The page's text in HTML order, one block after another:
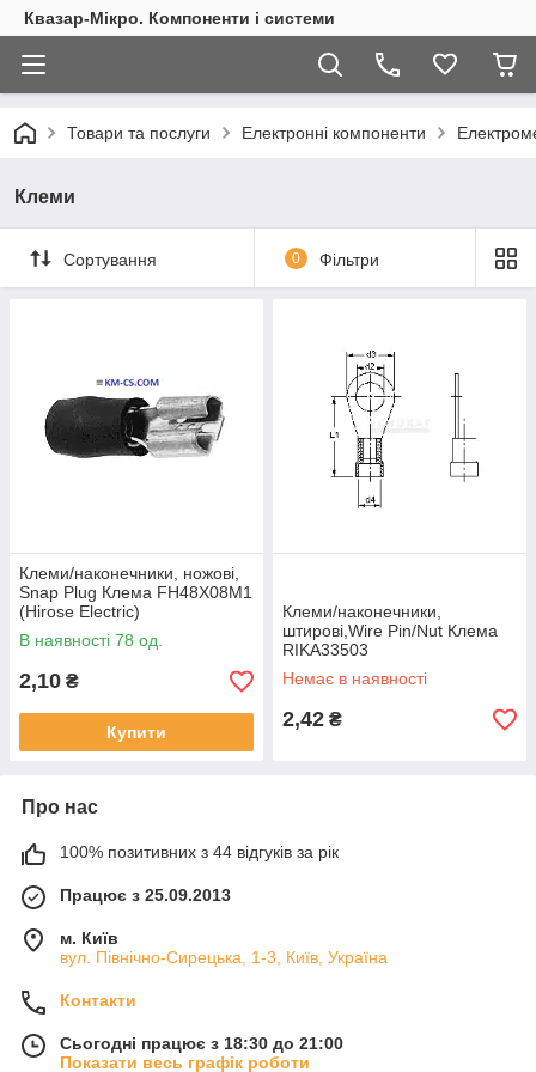
Квазар-Мікро. Компоненти і системи
Товари та послуги Електронні компоненти
Клеми
Сортування 0 Фільтри
Клеми/наконечники, ножові,
Snap Plug Клема FH48X08M1
(Hirose Electric)
В наявності 78 од.
2,10 ₴
Купити
Клеми/наконечники,
штирові,Wire Pin/Nut Клема
RIKA33503
Немає в наявності
2,42 ₴
Про нас
100% позитивних з 44 відгуків за рік
Працює з 25.09.2013
м. Київ
вул. Північно-Сирецька, 1-3, Київ, Україна
Контакти
Сьогодні працює з 18:30 до 21:00
Показати весь графік роботи